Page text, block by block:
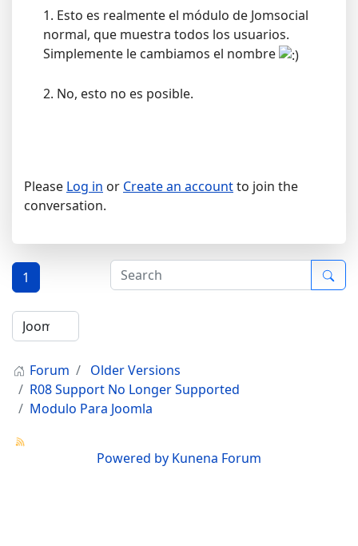
1. Esto es realmente el módulo de Jomsocial
normal, que muestra todos los usuarios.
Simplemente le cambiamos el nombre
2. No, esto no es posible.
Please Log in or Create an accountto join the
conversation.
1
Forum
Older Versions
R08 Support No Longer Supported
Modulo Para Joomla
Powered by Kunena Forum